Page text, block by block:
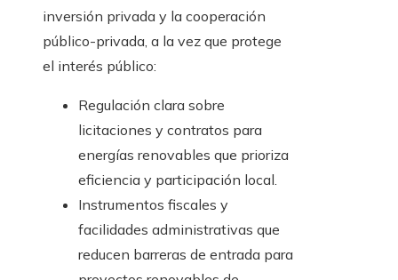
inversión privada y la cooperación
público-privada, a la vez que protege
el interés público:
Regulación clara sobre
licitaciones y contratos para
energías renovables que prioriza
eficiencia y participación local.
Instrumentos fiscales y
facilidades administrativas que
reducen barreras de entrada para